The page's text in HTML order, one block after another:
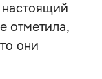
отметила,
они